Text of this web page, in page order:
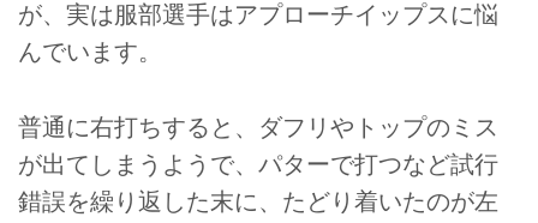
が、実は服部選手はアプローチイップスに悩
んでいます。
普通に右打ちすると、ダフリやトップのミス
が出てしまうようで、パターで打つなど試行
錯誤を繰り返した末に、たどり着いたのが左